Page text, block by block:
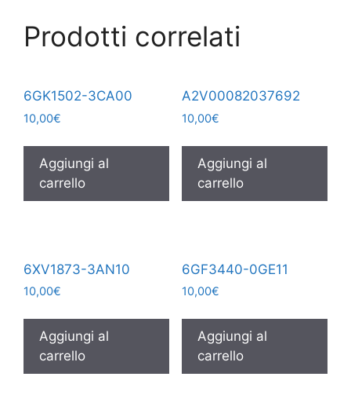
Prodotti correlati
6GK1502-3CA00
10,00€
Aggiungi al
carrello
A2V00082037692
10,00€
Aggiungi al
carrello
6XV1873-3AN10
10,00€
Aggiungi al
carrello
6GF3440-0GE11
10,00€
Aggiungi al
carrello